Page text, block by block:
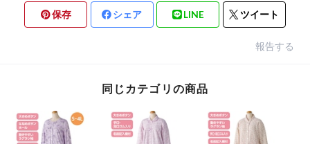
保存 シェア LINE ツイート
報告する
同じカテゴリの商品